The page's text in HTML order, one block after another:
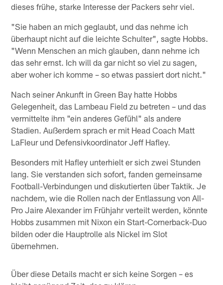
dieses frühe, starke Interesse der Packers sehr viel.
"Sie haben an mich geglaubt, und das nehme ich
überhaupt nicht auf die leichte Schulter", sagte Hobbs.
"Wenn Menschen an mich glauben, dann nehme ich
das sehr ernst. Ich will da gar nicht so viel zu sagen,
aber woher ich komme – so etwas passiert dort nicht."
Nach seiner Ankunft in Green Bay hatte Hobbs
Gelegenheit, das Lambeau Field zu betreten – und das
vermittelte ihm "ein anderes Gefühl" als andere
Stadien. Außerdem sprach er mit Head Coach Matt
LaFleur und Defensivkoordinator Jeff Hafley.
Besonders mit Hafley unterhielt er sich zwei Stunden
lang. Sie verstanden sich sofort, fanden gemeinsame
Football-Verbindungen und diskutierten über Taktik. Je
nachdem, wie die Rollen nach der Entlassung von All-
Pro Jaire Alexander im Frühjahr verteilt werden, könnte
Hobbs zusammen mit Nixon ein Start-Cornerback-Duo
bilden oder die Hauptrolle als Nickel im Slot
übernehmen.
Über diese Details macht er sich keine Sorgen – es